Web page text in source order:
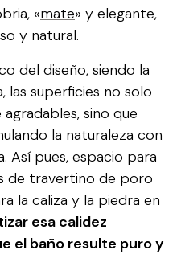
«mate» y elegante,
y natural.
del diseño, siendo la
las superficies no solo
sino que
la naturaleza con
Así pues, espacio para
de travertino de poro
la caliza y la piedra en
esa calidez
el baño resulte puro y